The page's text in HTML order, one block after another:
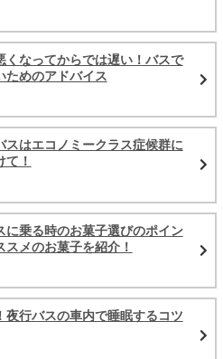
くなってからでは遅い！バスで
ためのアドバイス
スはエコノミークラス症候群に
て！
に乗る時のお菓子選びのポイン
スメのお菓子を紹介！
夜行バスの車内で睡眠するコツ